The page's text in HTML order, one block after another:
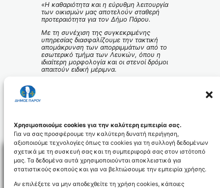
Χρησιμοποιούμε cookies για την καλύτερη εμπειρία σας.
Για να σας προσφέρουμε την καλύτερη δυνατή περιήγηση,
αξιοποιούμε τεχνολογίες όπως τα cookies για τη συλλογή δεδομένων
σχετικά με τη συσκευή σας και τη συμπεριφορά σας στον ιστότοπό
μας. Τα δεδομένα αυτά χρησιμοποιούνται αποκλειστικά για
στατιστικούς σκοπούς και για να βελτιώσουμε την εμπειρία χρήσης.
Αν επιλέξετε να μην αποδεχθείτε τη χρήση cookies, κάποιες
«Η καθαριότητα και η εύρυθμη λειτουργία
των οικισμών μας αποτελούν σταθερή
προτεραιότητα για τον Δήμο Πάρου.
Με τη συνέχιση της συγκεκριμένης
υπηρεσίας διασφαλίζουμε την τακτική
απομάκρυνση των απορριμμάτων από το
εσωτερικό τμήμα των Λευκών, όπου η
ιδιαίτερη μορφολογία και οι στενοί δρόμοι
απαιτούν ειδική μέριμνα.